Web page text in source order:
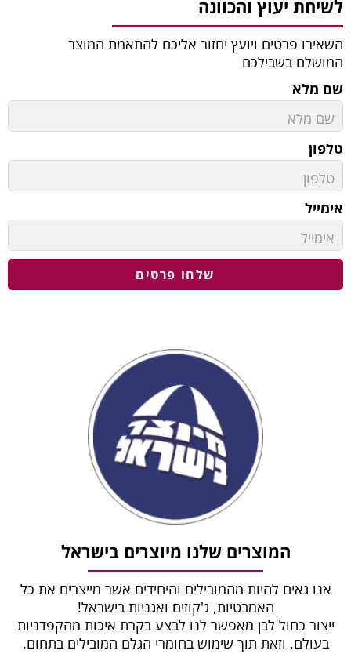
לשיחת יעוץ והכוונה
השאירו פרטים ויועץ יחזור אליכם להתאמת המוצר
המושלם בשבילכם
שם מלא
טלפון
אימייל
שלחו פרטים
המוצרים שלנו מיוצרים בישראל
אנו גאים להיות מהמובילים והיחידים אשר מייצרים את כל
האמבטיות, ג'קוזים ואגניות בישראל!
ייצור כחול לבן מאפשר לנו לבצע בקרת איכות מהקפדניות
בעולם, וזאת תוך שימוש בחומרי הגלם המובילים בתחום.